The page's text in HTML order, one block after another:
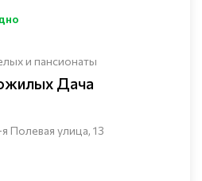
и пансионаты
Дача
Полевая улица, 13